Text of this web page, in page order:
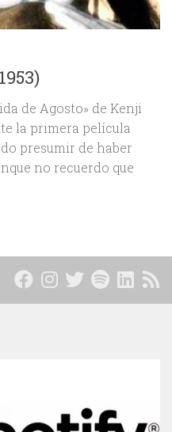
de Agosto» de Kenji
la primera película
presumir de haber
no recuerdo que